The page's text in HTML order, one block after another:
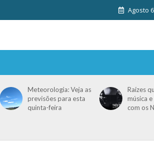
Agosto
Meteorologia: Veja as
previsões para esta
quinta-feira
Raízes
música
com os